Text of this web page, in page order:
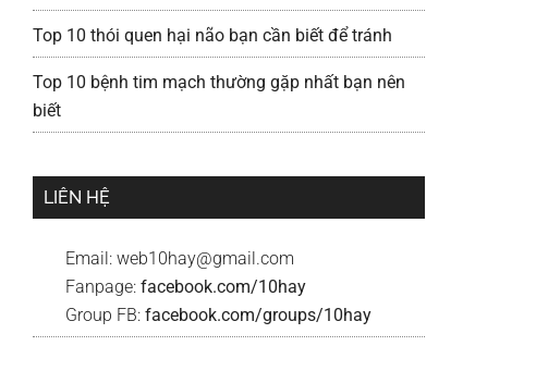
Top 10 thói quen hại não bạn cần biết để tránh
Top 10 bệnh tim mạch thường gặp nhất bạn nên
biết
LIÊN HỆ
Email: web10hay@gmail.com
Fanpage: facebook.com/10hay
Group FB: facebook.com/groups/10hay